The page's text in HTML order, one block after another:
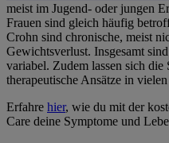
meist im Jugend- oder jungen
Frauen sind gleich häufig
Crohn sind chronische, meist
Gewichtsverlust. Insgesamt
variabel. Zudem lassen sich
therapeutische Ansätze in
Erfahre hier, wie du mit der
Care deine Symptome und